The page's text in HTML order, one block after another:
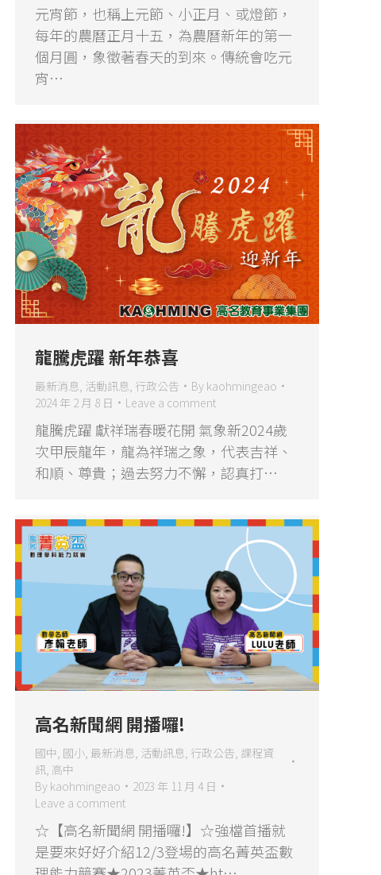
元宵節，也稱上元節、小正月、或燈節，
每年的農曆正月十五，為農曆新年的第一
個月圓，象徵著春天的到來。傳統會吃元
宵…
龍騰虎躍 新年恭喜
最新消息 活動訊息 行政公告 By kaohmingeao
2024 年 2 月 8 日
Leave a comment
龍騰虎躍 獻祥瑞春暖花開 氣象新2024歲
次甲辰龍年，龍為祥瑞之象，代表吉祥、
和順、尊貴；過去努力不懈，認真打…
高名新聞網 開播囉!
國中 國小 最新消息 活動訊息 行政公告 課程資
訊 高中
By kaohmingeao
2023 年 11 月 4 日
Leave a comment
☆【高名新聞網 開播囉!】☆強檔首播就
是要來好好介紹12/3登場的高名菁英盃數